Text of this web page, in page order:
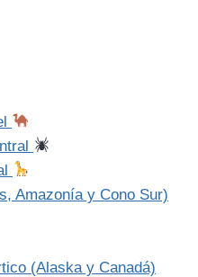
Amazonía y Cono Sur)
(Alaska y Canadá)